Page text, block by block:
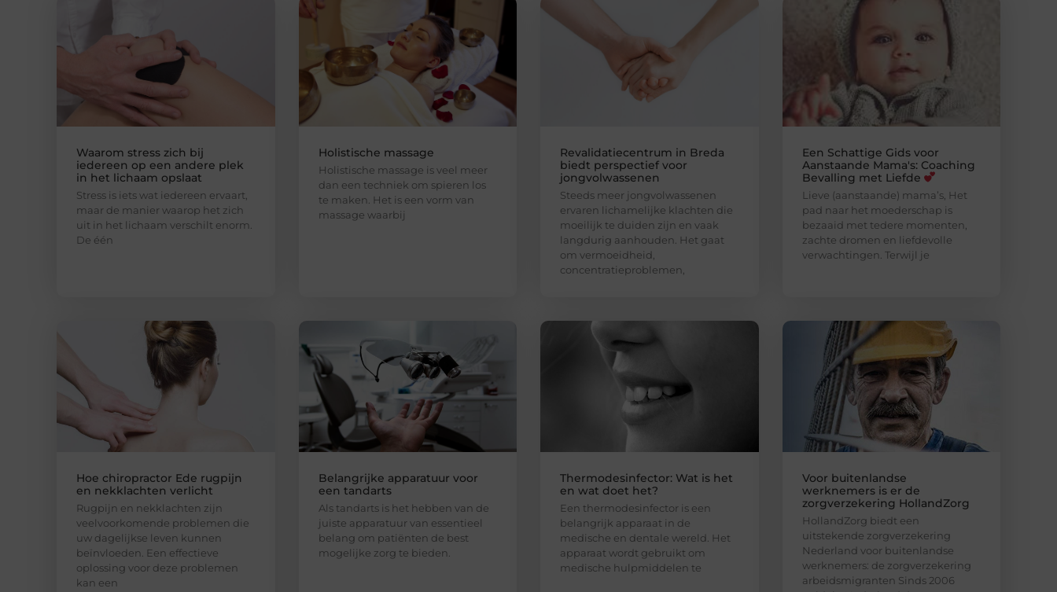
Waarom stress zich bij
iedereen op een andere plek
in het lichaam opslaat
Stress is iets wat iedereen ervaart,
maar de manier waarop het zich
uit in het lichaam verschilt enorm.
De één
Holistische massage
Holistische massage is veel meer
dan een techniek om spieren los
te maken. Het is een vorm van
massage waarbij
Revalidatiecentrum in Breda
biedt perspectief voor
jongvolwassenen
Steeds meer jongvolwassenen
ervaren lichamelijke klachten die
moeilijk te duiden zijn en vaak
langdurig aanhouden. Het gaat
om vermoeidheid,
concentratieproblemen,
Een Schattige Gids voor
Aanstaande Mama's: Coaching
Bevalling met Liefde
Lieve (aanstaande) mama’s, Het
pad naar het moederschap is
bezaaid met tedere momenten,
zachte dromen en liefdevolle
verwachtingen. Terwijl je
Hoe chiropractor Ede rugpijn
en nekklachten verlicht
Rugpijn en nekklachten zijn
veelvoorkomende problemen die
uw dagelijkse leven kunnen
beïnvloeden. Een effectieve
oplossing voor deze problemen
kan een
Belangrijke apparatuur voor
een tandarts
Als tandarts is het hebben van de
juiste apparatuur van essentieel
belang om patiënten de best
mogelijke zorg te bieden.
Thermodesinfector: Wat is het
en wat doet het?
Een thermodesinfector is een
belangrijk apparaat in de
medische en dentale wereld. Het
apparaat wordt gebruikt om
medische hulpmiddelen te
Voor buitenlandse
werknemers is er de
zorgverzekering HollandZorg
HollandZorg biedt een
uitstekende zorgverzekering
Nederland voor buitenlandse
werknemers: de zorgverzekering
arbeidsmigranten Sinds 2006